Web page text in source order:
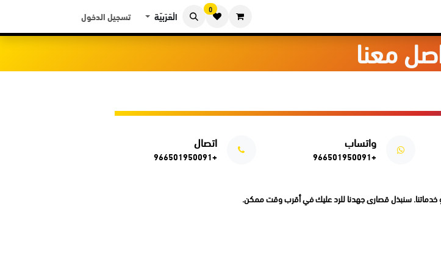
0 الْعَرَبيّة تسجيل الدخول
معنا
واتساب
+966501950091
اتصال
+966501950091
خدماتنا. سنبذل قصارى جهدنا للرد عليك في أقرب وقت ممكن.